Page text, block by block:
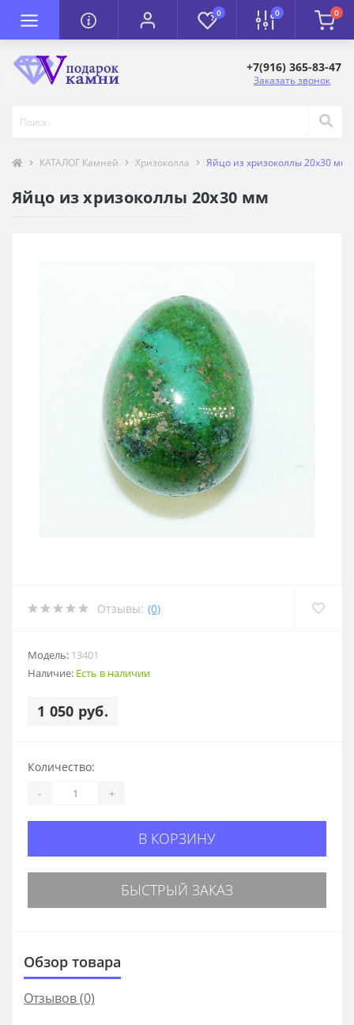
0 0 0
+7(916) 365-83-47
Заказать звонок
КАТАЛОГ Камней Хризоколла Яйцо из хризоколлы 20х30 мм
Яйцо из хризоколлы 20х30 мм
Отзывы: (0)
Модель: 13401
Наличие: Есть в наличии
1 050 руб.
Количество:
- +
В КОРЗИНУ
БЫСТРЫЙ ЗАКАЗ
Обзор товара
Отзывов (0)